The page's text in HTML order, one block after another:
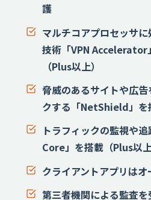
護
マルチコアプロセッサ
技術「VPN Accelerator
（Plus以上）
脅威のあるサイトや広
クする「NetShield」を
トラフィックの監視や
Core」を搭載 （Plus以上
クライアントアプリは
第三者機関による監査